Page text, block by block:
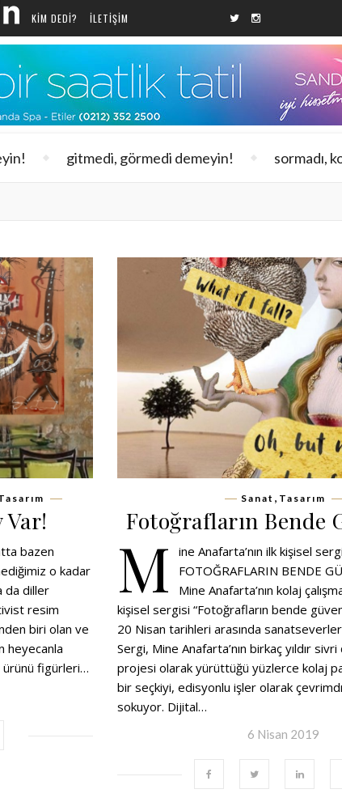
KIM DEDI? ILETIŞIM
gitmedi, görmedi demeyin! sormadı,
Var!
bazen
o kadar
da diller
resim
biri olan ve
heyecanla
ürünü figürleri…
Sanat , Tasarım
Fotoğrafların Bende
M
ine Anafarta’nın ilk kişisel
FOTOĞRAFLARIN BENDE
Mine Anafarta’nın kolaj
kişisel sergisi “Fotoğrafların bende
20 Nisan tarihleri arasında
Sergi, Mine Anafarta’nın birkaç yıldır
projesi olarak yürüttüğü yüzlerce kolaj
bir seçkiyi, edisyonlu işler olarak
sokuyor. Dijital…
6 Nisan 2019